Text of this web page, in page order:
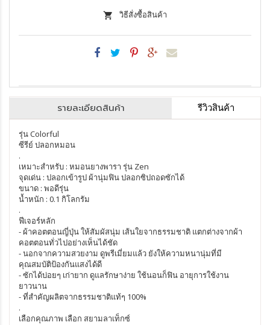
วิธีสั่งซื้อสินค้า
รายละเอียดสินค้า รีวิวสินค้า
รุ่น Colorful
ซีรีย์ ปลอกหมอน
.
เหมาะสำหรับ : หมอนยางพารา รุ่น Zen
จุดเด่น : ปลอกเข้ารูป ผ้านุ่มฟิน ปลอกซิปถอดซักได้
ขนาด : พอดีรุ่น
น้ำหนัก : 0.1 กิโลกรัม
.
ฟีเจอร์หลัก
- ผ้าคอตตอนญี่ปุ่น ให้สัมผัสนุ่ม เส้นใยจากธรรมชาติ แตกต่างจากผ้า
คอตตอนทั่วไปอย่างเห็นได้ชัด
- นอกจากความสวยงาม ดูพรีเมี่ยมแล้ว ยังให้ความหนานุ่มที่มี
คุณสมบัติป้องกันแสงได้ดี
- ซักได้บ่อยๆ เก่ายาก ดูแลรักษาง่าย ใช้นอนก็ฟิน อายุการใช้งาน
ยาวนาน
- ที่สำคัญผลิตจากธรรมชาติแท้ๆ 100%
.
เลือกคุณภาพ เลือก สยามลาเท็กซ์